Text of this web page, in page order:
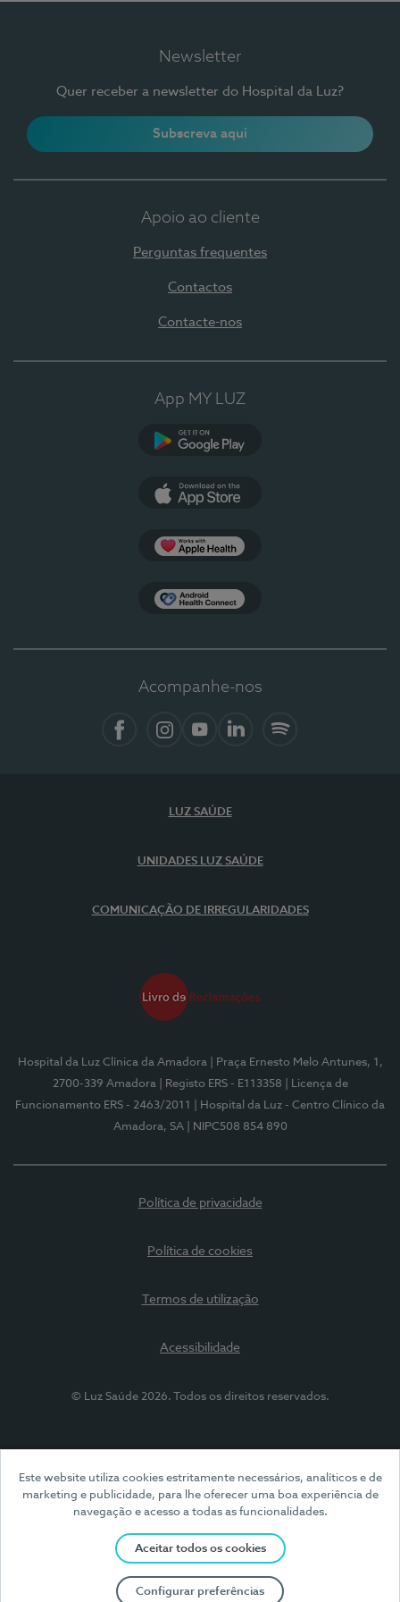
Este website utiliza cookies estritamente necessários, analíticos e de
marketing e publicidade, para lhe oferecer uma boa experiência de
navegação e acesso a todas as funcionalidades.
Aceitar todos os cookies
Configurar preferências
Newsletter
Quer receber a newsletter do Hospital da Luz?
Subscreva aqui
Apoio ao cliente
Perguntas frequentes
Contactos
Contacte-nos
App MY LUZ
Acompanhe-nos
LUZ SAÚDE
UNIDADES LUZ SAÚDE
COMUNICAÇÃO DE IRREGULARIDADES
Hospital da Luz Clínica da Amadora
| Praça Ernesto Melo Antunes, 1,
2700-339 Amadora
| Registo ERS - E113358
| Licença de
Funcionamento ERS - 2463/2011
| Hospital da Luz - Centro Clínico da
Amadora, SA
| NIPC508 854 890
Política de privacidade
Política de cookies
Termos de utilização
Acessibilidade
© Luz Saúde 2026. Todos os direitos reservados.